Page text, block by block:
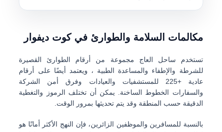
مكالمات السلامة والطوارئ في كوت ديفوار
تستخدم ساحل العاج مجموعة من أرقام الطوارئ القصيرة
للشرطة والإطفاء والمساعدة الطبية ، ويعتمد أيضًا على أرقام
عادية +225 للمستشفيات والعيادات وفرق أمن الشركة
والسفارات الخطوط الساخنة. يمكن أن تختلف الرموز والتغطية
الدقيقة حسب المنطقة وقد يتم تحديثها بمرور الوقت.
بالنسبة للمسافرين والموظفين الزائرين، فإن النهج الأكثر أمانًا هو